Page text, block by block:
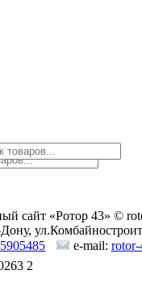
сайт «Ротор 43» ©
e-mail: rotor-